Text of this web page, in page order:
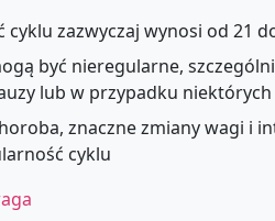
cyklu zazwyczaj wynosi od 21
być nieregularne,
lub w przypadku
znaczne zmiany wagi i
cyklu